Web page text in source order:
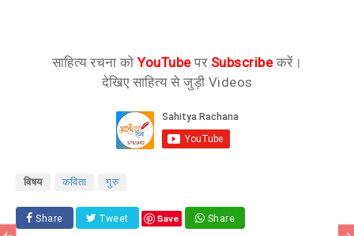
साहित्य रचना कोYouTubeपर Subscribeकरें।
देखिए साहित्य से जुड़ी Videos
विषय कविता गुरु
Share Tweet Save Share